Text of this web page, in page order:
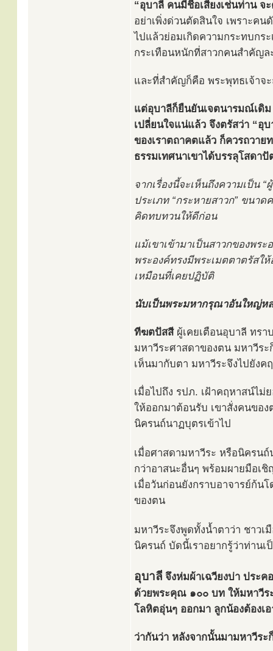
“อุบาลี คนมีชื่อเสียงเช่นท่าน จ
อย่าเพิ่งด่วนตัดสินใจ เพราะคน
ไปแล้วย่อมเกิดความกระทบกร
กระเทือนหนักที่สาวกคนสำคัญล
และที่สำคัญก็คือ พระพุทธเจ้าจะ
แต่อุบาลีก็ยืนยันเจตนารมณ์เดิม
เปลี่ยนใจแน่แล้ว จึงตรัสว่า “อุ
ของเราตถาคตแล้ว ก็ควรถวา
ธรรมเทศนาเขาได้บรรลุโสดาปั
จากเรื่องนี้จะเห็นถึงความเป็น
ประเภท “กระหายสาวก” ขนา
คิดทบทวนให้ดีก่อน
แม้เขาเข้ามาเป็นสาวกของพร
พระองค์ทรงมีพระเมตตาตรัสใ
เหมือนที่เคยปฏิบัติ
นับเป็นพระมหากรุณาอันใหญ่ห
ทีฆตปัสสีผู้เคยเตือนอุบาลี ทรา
มหาวีระศาสดาของตน มหาวีระ
เห็นมากับตา มหาวีระจึงไปยัง
เมื่อไปถึง รปภ. เฝ้าคฤหาสน์ไ
ให้ออกมาต้อนรับ เขาสั่งคนขอ
นิครนถ์นาฏบุตรเข้าไป
เมื่อศาสดามหาวีระ หรือนิครน
กว่าอาสนะอื่นๆ พร้อมผายมือเชิ
เมื่อวันก่อนยังกราบอาจารย์ก้น
ของตน
มหาวีระจึงพูดทั้งน้ำตาว่า ชาวเ
นิครนถ์ บัดนี้เราอยากรู้ว่าท่าน
อุบาลี จึงห่มผ้าเฉวียงบ่า ประ
ด้วยพระคุณ ๑๐๐ บท ให้มหาวีร
โลหิตอุ่นๆ ออกมา ลูกน้องต้องเ
ว่ากันว่า หลังจากนั้นมามหาวีร